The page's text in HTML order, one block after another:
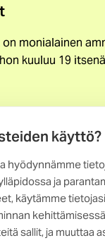
käyttö?
hyödynnämme
ja
käytämme
sallit, ja muuttaa
monialainen
kuuluu 19
A, 6. krs